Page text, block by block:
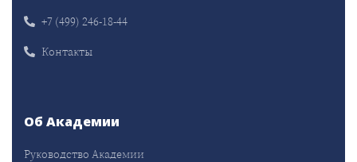
+7 (499) 246-18-44
Контакты
Об Академии
Руководство Академии